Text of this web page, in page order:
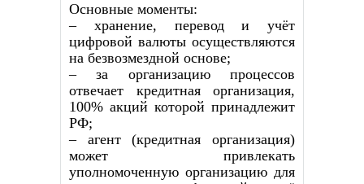
Основные моменты:
– хранение, перевод и учёт
цифровой валюты осуществляются
на безвозмездной основе;
– за организацию процессов
отвечает кредитная организация,
100% акций которой принадлежит
РФ;
– агент (кредитная организация)
может привлекать
уполномоченную организацию для